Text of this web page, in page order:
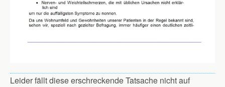
Leider fällt diese erschreckende Tatsache nicht auf